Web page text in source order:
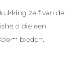
zelf van de
die een
bieden.